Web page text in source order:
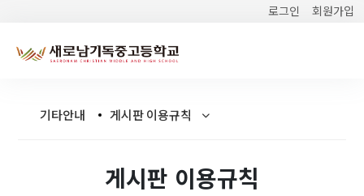
로그인 회원가입
기타안내 게시판 이용규칙
게시판 이용규칙